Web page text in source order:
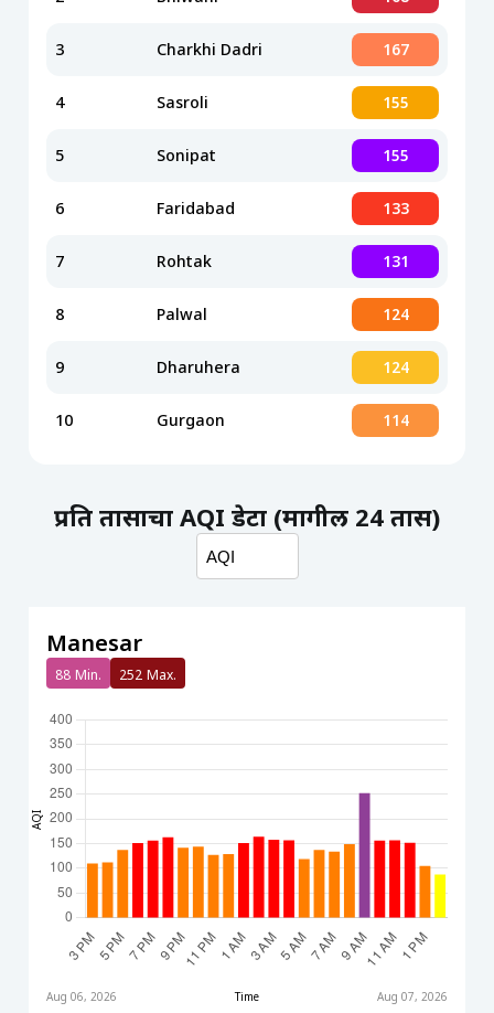
3 Charkhi Dadri 167
4 Sasroli 155
5 Sonipat 155
6 Faridabad 133
7 Rohtak 131
8 Palwal 124
9 Dharuhera 124
10 Gurgaon 114
प्रति तासाचा AQI डेटा (मागील 24 तास)
Manesar
88 Min. 252 Max.
AQI
Aug 06, 2026 Time Aug 07, 2026